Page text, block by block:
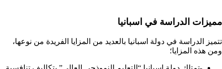
مميزات الدراسة في اسبانيا
تتميز الدراسة في دولة اسبانيا بالعديد من المزايا الفريدة من نوعها،
ومن هذه المزايا؛